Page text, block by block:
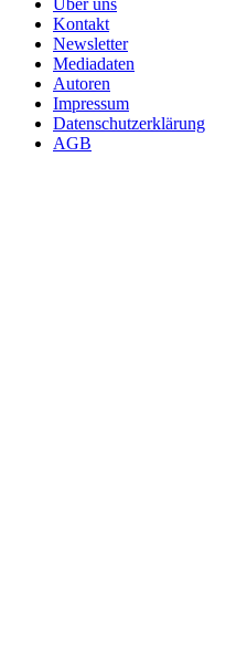
Über uns
Kontakt
Newsletter
Mediadaten
Autoren
Impressum
Datenschutzerklärung
AGB